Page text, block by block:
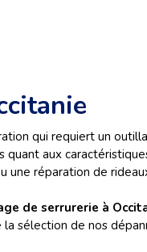
qui requiert un
aux
une réparation de
de serrurerie à
sélection de nos